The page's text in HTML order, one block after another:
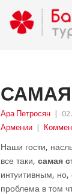
Ара Петросян
Армении
Наши гости,
все таки, самая
интуитивным, но,
проблема в том